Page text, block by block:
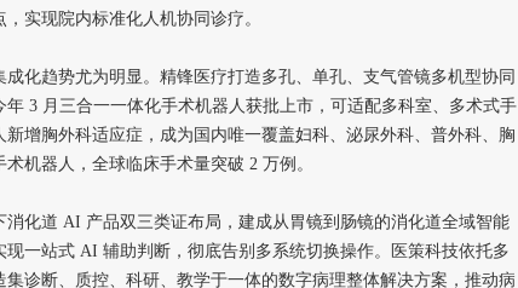
实现院内标准化人机协同诊疗。
趋势尤为明显。精锋医疗打造多孔、单孔、支气管镜多机型协同
年 3 月三合一一体化手术机器人获批上市，可适配多科室、多术式手
新增胸外科适应症，成为国内唯一覆盖妇科、泌尿外科、普外科、胸
机器人，全球临床手术量突破 2 万例。
道 AI 产品双三类证布局，建成从胃镜到肠镜的消化道全域智能
现一站式 AI 辅助判断，彻底告别多系统切换操作。医策科技依托多
集诊断、质控、科研、教学于一体的数字病理整体解决方案，推动病